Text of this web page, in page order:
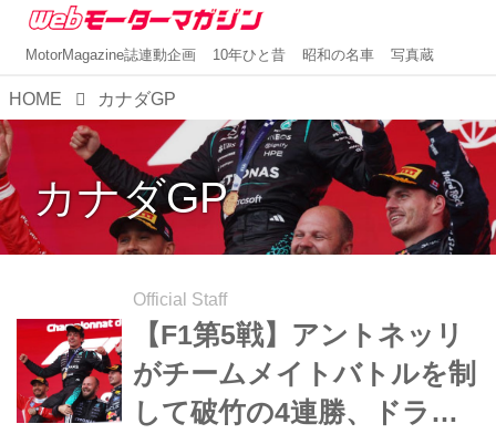
MotorMagazine誌連動企画 10年ひと昔 昭和の名車 写真蔵
HOME カナダGP
カナダGP
Official Staff
【F1第5戦】アントネッリ
がチームメイトバトルを制
して破竹の4連勝、ドライ